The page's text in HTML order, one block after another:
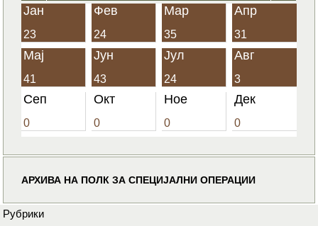
Јан
23
Фев
24
Мар
35
Апр
31
Мај
41
Јун
43
Јул
24
Авг
3
Сеп
0
Окт
0
Ное
0
Дек
0
АРХИВА НА ПОЛК ЗА СПЕЦИЈАЛНИ ОПЕРАЦИИ
Рубрики